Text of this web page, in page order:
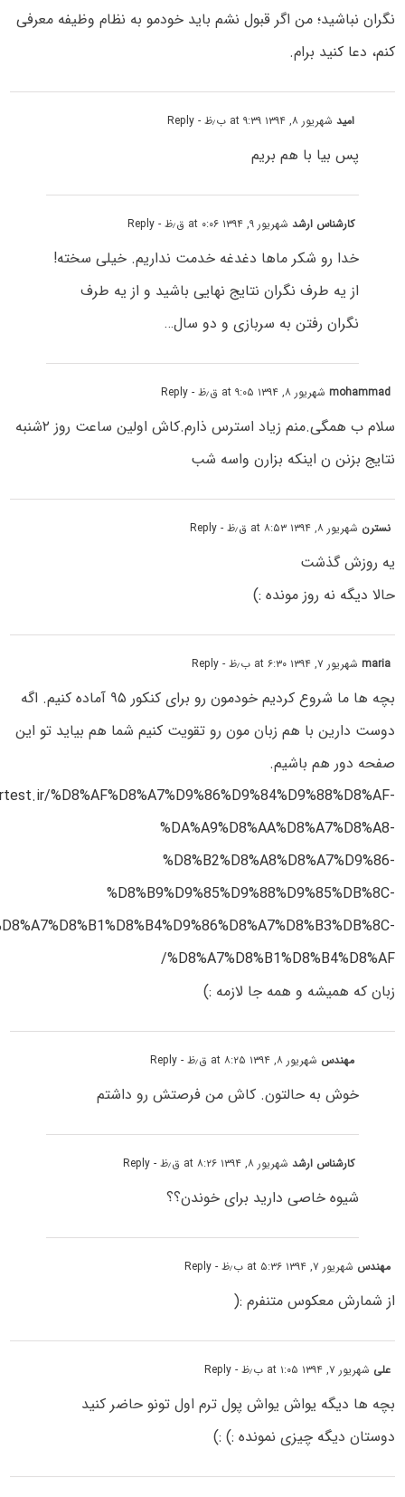
نگران نباشید؛ من اگر قبول نشم باید خودمو به نظام وظیفه معرفی
کنم، دعا کنید برام.
امیدشهریور ۸, ۱۳۹۴ at ۹:۳۹ ب٫ظ - Reply
پس بیا با هم بریم
کارشناس ارشدشهریور ۹, ۱۳۹۴ at ۰:۰۶ ق٫ظ - Reply
خدا رو شکر ماها دغدغه خدمت نداریم. خیلی سخته!
از یه طرف نگران نتایج نهایی باشید و از یه طرف
نگران رفتن به سربازی و دو سال…
mohammadشهریور ۸, ۱۳۹۴ at ۹:۰۵ ق٫ظ - Reply
سلام ب همگی.منم زیاد استرس ذارم.کاش اولین ساعت روز ۲شنبه
نتایج بزنن ن اینکه بزارن واسه شب
نسترن شهریور ۸, ۱۳۹۴ at ۸:۵۳ ق٫ظ - Reply
یه روزش گذشت
حالا دیگه نه روز مونده :)
mariaشهریور ۷, ۱۳۹۴ at ۶:۳۰ ب٫ظ - Reply
بچه ها ما شروع کردیم خودمون رو برای کنکور ۹۵ آماده کنیم. اگه
دوست دارین با هم زبان مون رو تقویت کنیم شما هم بیاید تو این
صفحه دور هم باشیم.
%D8%AF%D8%A7%D9%86%D9%84%D9%88%D8%AF-
%DA%A9%D8%AA%D8%A7%D8%A8-
%D8%B2%D8%A8%D8%A7%D9%86-
%D8%B9%D9%85%D9%88%D9%85%DB%8C-
%D8%A7%D8%B1%D8%B4%D8%AF/
زبان که همیشه و همه جا لازمه :)
مهندس شهریور ۸, ۱۳۹۴ at ۸:۲۵ ق٫ظ - Reply
خوش به حالتون. کاش من فرصتش رو داشتم
کارشناس ارشدشهریور ۸, ۱۳۹۴ at ۸:۲۶ ق٫ظ - Reply
شیوه خاصی دارید برای خوندن؟؟
مهندس شهریور ۷, ۱۳۹۴ at ۵:۳۶ ب٫ظ - Reply
از شمارش معکوس متنفرم :(
علی شهریور ۷, ۱۳۹۴ at ۱:۰۵ ب٫ظ - Reply
بچه ها دیگه یواش یواش پول ترم اول تونو حاضر کنید
دوستان دیگه چیزی نمونده :) :)